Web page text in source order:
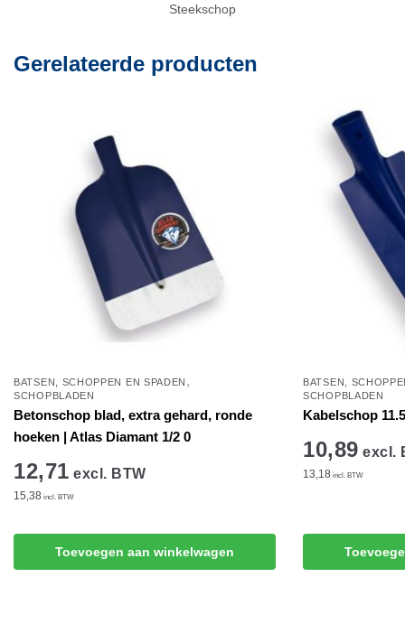
Steekschop
Gerelateerde producten
BATSEN, SCHOPPEN EN SPADEN ,
SCHOPBLADEN
Betonschop blad, extra gehard, ronde
hoeken | Atlas Diamant 1/2 0
12,71 excl. BTW
15,38 incl. BTW
Toevoegen aan winkelwagen
BATSEN,
SCHOPBLADEN
Kabelschop
10,89 excl.
13,18 incl. BTW